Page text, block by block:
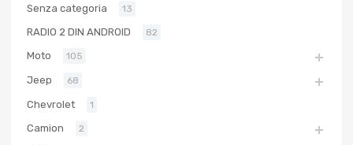
Senza categoria 13
RADIO 2 DIN ANDROID 82
Moto 105
Jeep 68
Chevrolet 1
Camion 2